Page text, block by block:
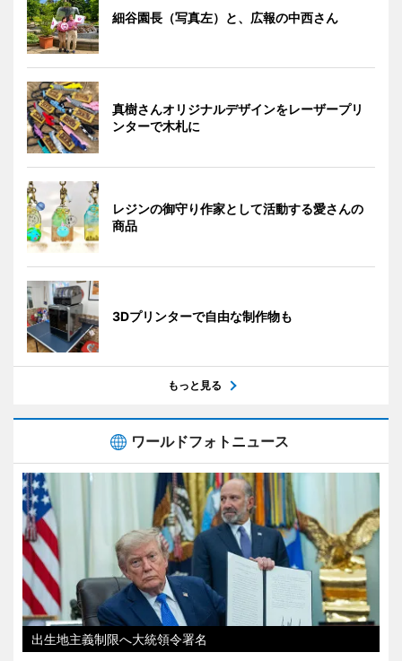
細谷園長（写真左）と、広報の中西さん
真樹さんオリジナルデザインをレーザープリ
ンターで木札に
レジンの御守り作家として活動する愛さんの
商品
3Dプリンターで自由な制作物も
もっと見る
ワールドフォトニュース
出生地主義制限へ大統領令署名